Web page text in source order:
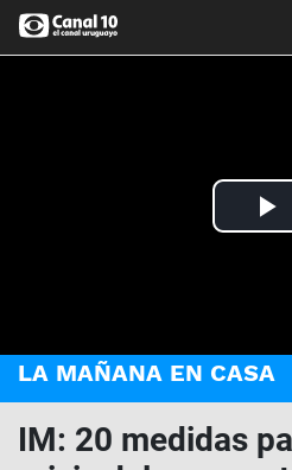
LA MAÑANA EN CASA
IM: 20 medidas